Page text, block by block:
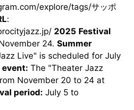
explore/tags/サッポ
:
2025 Festival
24. Summer
Live" is scheduled for July
The "Theater Jazz
November 20 to 24 at
period: July 5 to